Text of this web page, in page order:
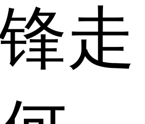
走